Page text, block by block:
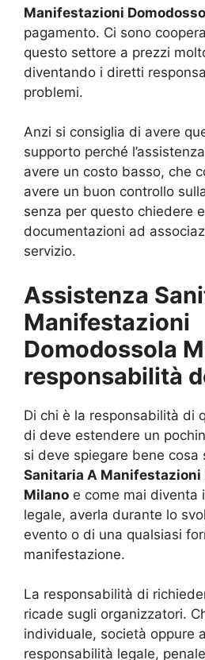
Manifestazioni
pagamento. Ci sono
questo settore a prezzi
diventando i diretti
problemi.
Anzi si consiglia di avere
supporto perché
avere un costo basso, che
avere un buon controllo
senza per questo chiedere
documentazioni ad
servizio.
Assistenza
Manifestazioni
Domodossola
responsabilità
Di chi è la responsabilità di
di deve estendere un
si deve spiegare bene cosa
Sanitaria A Manifestazioni
Milano e come mai diventa
legale, averla durante lo
evento o di una qualsiasi
manifestazione.
La responsabilità di
ricade sugli organizzatori.
individuale, società oppure
responsabilità legale,